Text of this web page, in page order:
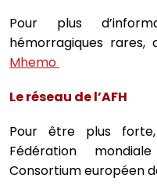
Pour plus
hémorragiques rares,
Mhemo
Le réseau de l’AFH
Pour être plus
Fédération
Consortium européen